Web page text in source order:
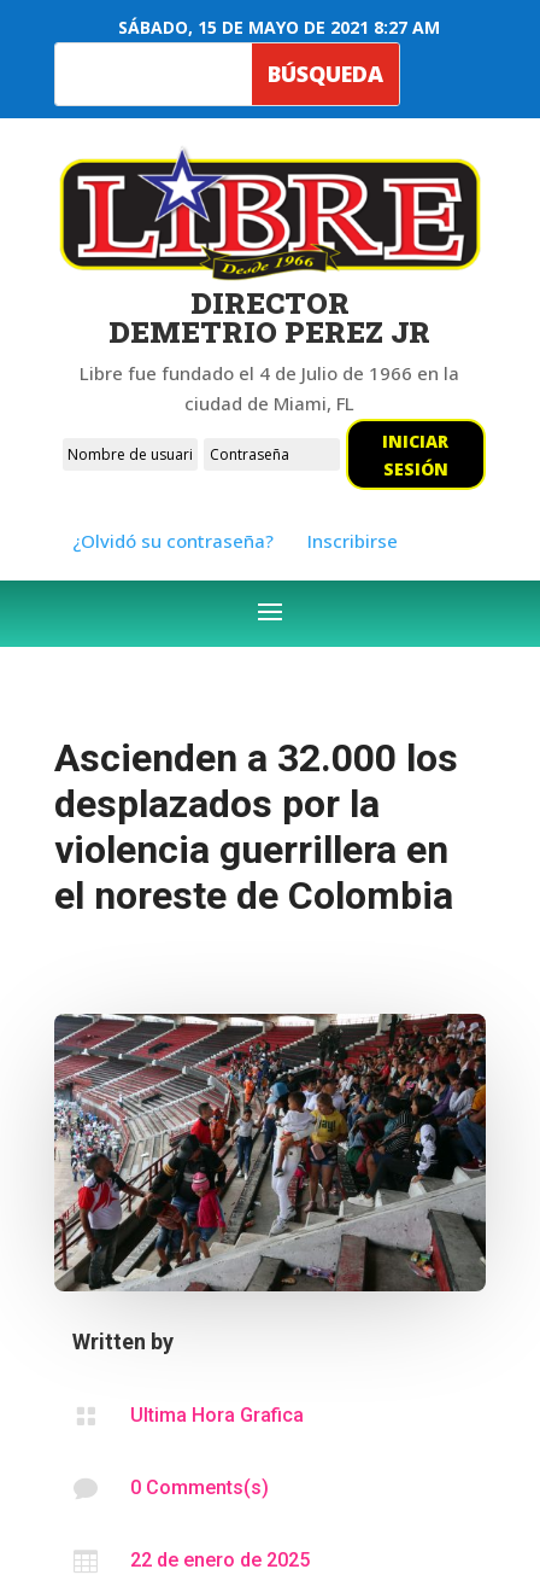
SÁBADO, 15 DE MAYO DE 2021 8:27 AM
DIRECTOR
DEMETRIO PEREZ JR
Libre fue fundado el 4 de Julio de 1966 en la
ciudad de Miami, FL
INICIAR
SESIÓN
¿Olvidó su contraseña? Inscribirse
Ascienden a 32.000 los
desplazados por la
violencia guerrillera en
el noreste de Colombia
Written by
 Ultima Hora Grafica
 0 Comments(s)
 22 de enero de 2025